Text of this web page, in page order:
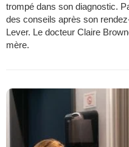
trompé dans son diagnostic.
des conseils après son
Lever. Le docteur Claire
mère.